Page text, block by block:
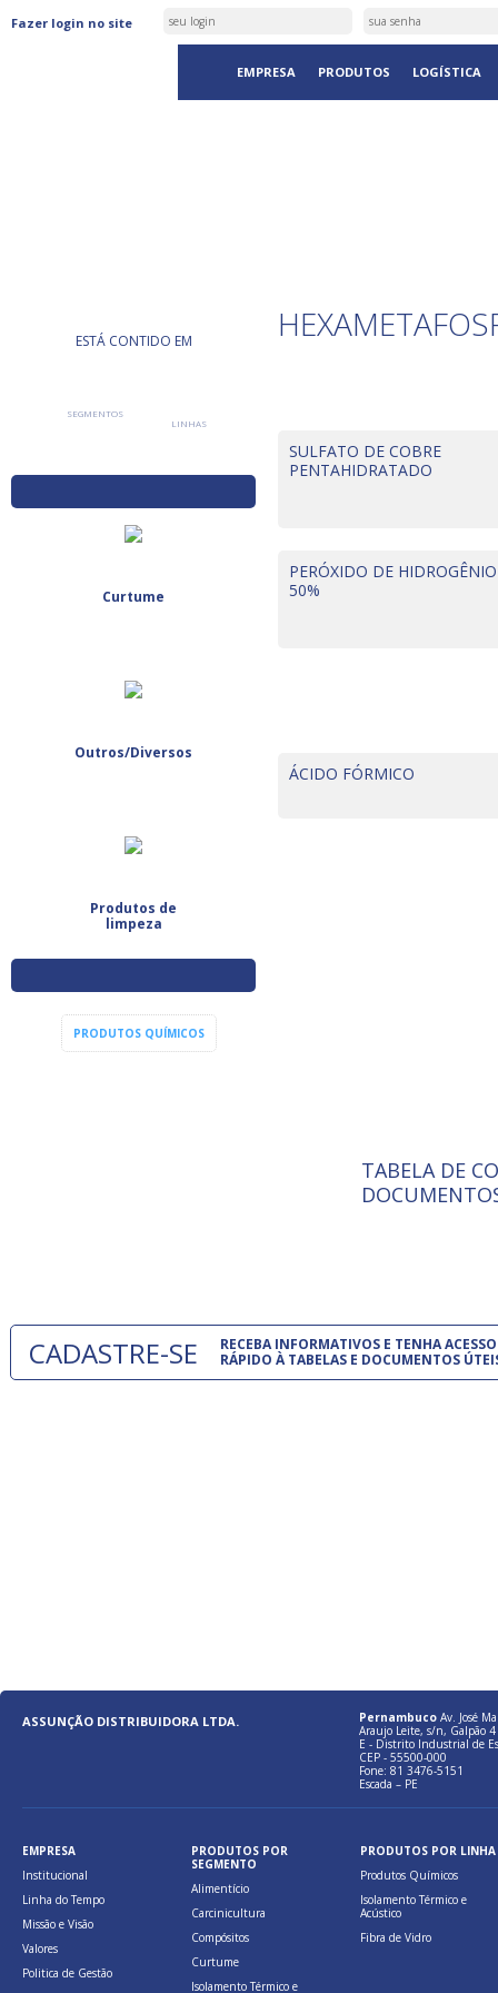
Fazer login no site
EMPRESA PRODUTOS LOGÍSTICA
ESTÁ CONTIDO EM
SEGMENTOS
LINHAS
Curtume
Outros/Diversos
Produtos de
limpeza
PRODUTOS QUÍMICOS
SULFATO DE COBRE
PENTAHIDRATADO
PERÓXIDO DE HIDROGÊNIO
50%
ÁCIDO FÓRMICO
ISO 9001:
A
TABELA DE
CADASTRE-SE
RECEBA INFORMATIVOS E TENHA ACESSO
RÁPIDO À TABELAS E DOCUMENTOS
ASSUNÇÃO DISTRIBUIDORA LTDA. Pernambuco Av. José
Araujo Leite, s/n, Galpão 4
E - Distrito Industrial de
CEP - 55500-000
Fone: 81 3476-5151
Escada – PE
EMPRESA
Institucional
Linha do Tempo
Missão e Visão
Valores
Politica de Gestão
PRODUTOS POR
SEGMENTO
Alimentício
Carcinicultura
Compósitos
Curtume
Isolamento Térmico e
PRODUTOS POR LINHA
Produtos Químicos
Isolamento Térmico e
Acústico
Fibra de Vidro